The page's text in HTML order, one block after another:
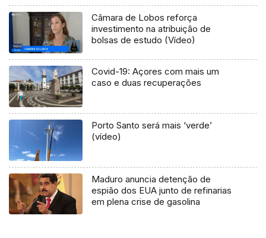
Câmara de Lobos reforça
investimento na atribuição de
bolsas de estudo (Vídeo)
Covid-19: Açores com mais um
caso e duas recuperações
Porto Santo será mais ‘verde’
(vídeo)
Maduro anuncia detenção de
espião dos EUA junto de refinarias
em plena crise de gasolina